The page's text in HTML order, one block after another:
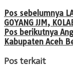
Pos sebelumnya
GOYANG JJM,
Pos berikutnya
Kabupaten Aceh
Pos terkait